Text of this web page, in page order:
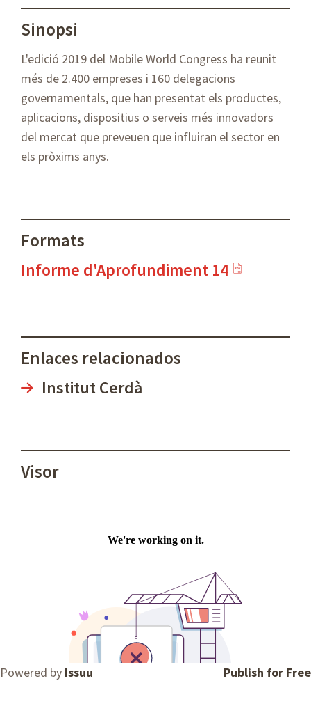
Sinopsi
L'edició 2019 del Mobile World Congress ha reunit
més de 2.400 empreses i 160 delegacions
governamentals, que han presentat els productes,
aplicacions, dispositius o serveis més innovadors
del mercat que preveuen que influiran el sector en
els pròxims anys.
Formats
Informe d'Aprofundiment 14
Enlaces relacionados
Institut Cerdà
Visor
Powered by Issuu Publish for Free